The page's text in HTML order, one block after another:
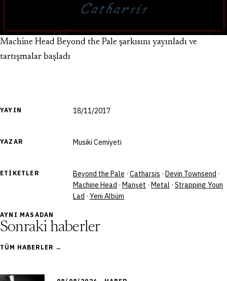
YAYIN 18/11/2017
YAZAR Musiki Cemiyeti
ETIKETLER Beyond the Pale · Catharsis · Devin Townsend ·
Machine Head · Manşet · Metal · Strapping Youn
Lad · Yeni Albüm
Machine Head Beyond the Pale şarkısını yayınladı ve
tartışmalar başladı
AYNI MASADAN
Sonraki haberler
TÜM HABERLER →